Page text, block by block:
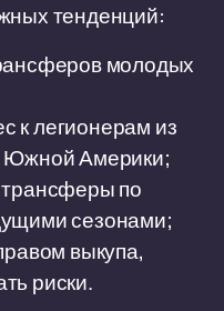
тенденций:
молодых
к легионерам из
Южной Америки;
по
сезонами;
выкупа,
риски.